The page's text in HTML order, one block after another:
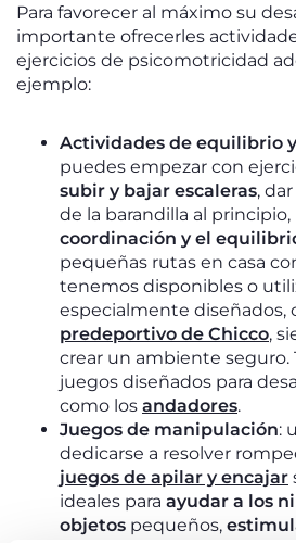
Para favorecer al máximo su
importante ofrecerles
ejercicios de psicomotricidad
ejemplo:
Actividades de equilibrio
puedes empezar con
subir y bajar escaleras,
de la barandilla al principio,
coordinación y el
pequeñas rutas en casa
tenemos disponibles o
especialmente diseñados,
predeportivo de Chicco,
crear un ambiente seguro.
juegos diseñados para
como los andadores.
Juegos de manipulación:
dedicarse a resolver
juegos de apilar y encajar
ideales para ayudar a los
objetos pequeños,